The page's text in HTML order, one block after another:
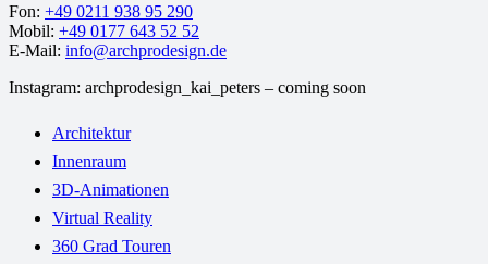
Fon: +49 0211 938 95 290
Mobil: +49 0177 643 52 52
E-Mail: info@archprodesign.de
Instagram: archprodesign_kai_peters – coming soon
Architektur
Innenraum
3D-Animationen
Virtual Reality
360 Grad Touren